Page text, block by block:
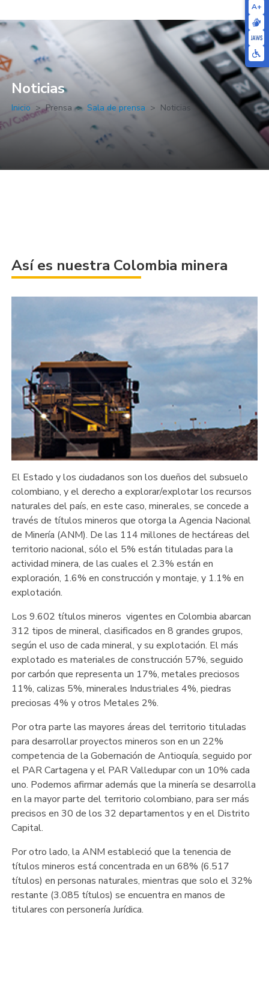
A+
Noticias
Inicio Prensa Sala de prensa Noticias
Así es nuestra Colombia minera
El Estado y los ciudadanos son los dueños del subsuelo
colombiano, y el derecho a explorar/explotar los recursos
naturales del país, en este caso, minerales, se concede a
través de títulos mineros que otorga la Agencia Nacional
de Minería (ANM). De las 114 millones de hectáreas del
territorio nacional, sólo el 5% están tituladas para la
actividad minera, de las cuales el 2.3% están en
exploración, 1.6% en construcción y montaje, y 1.1% en
explotación.
Los 9.602 títulos mineros vigentes en Colombia abarcan
312 tipos de mineral, clasificados en 8 grandes grupos,
según el uso de cada mineral, y su explotación. El más
explotado es materiales de construcción 57%, seguido
por carbón que representa un 17%, metales preciosos
11%, calizas 5%, minerales Industriales 4%, piedras
preciosas 4% y otros Metales 2%.
Por otra parte las mayores áreas del territorio tituladas
para desarrollar proyectos mineros son en un 22%
competencia de la Gobernación de Antioquía, seguido por
el PAR Cartagena y el PAR Valledupar con un 10% cada
uno. Podemos afirmar además que la minería se desarrolla
en la mayor parte del territorio colombiano, para ser más
precisos en 30 de los 32 departamentos y en el Distrito
Capital.
Por otro lado, la ANM estableció que la tenencia de
títulos mineros está concentrada en un 68% (6.517
títulos) en personas naturales, mientras que solo el 32%
restante (3.085 títulos) se encuentra en manos de
titulares con personería Jurídica.